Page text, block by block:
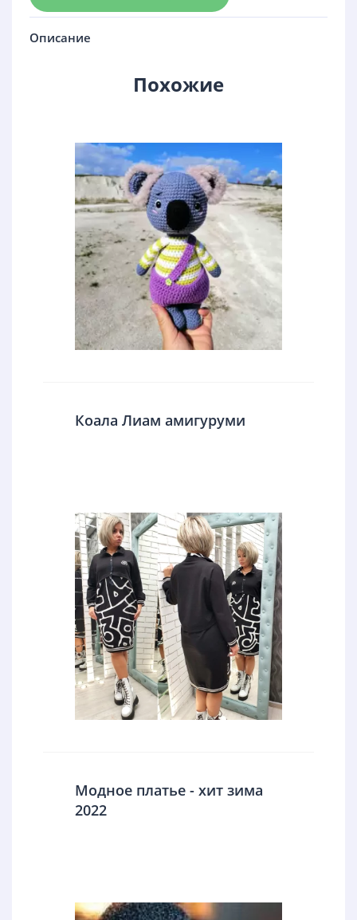
Описание
Похожие
Коала Лиам амигуруми
Модное платье - хит зима
2022